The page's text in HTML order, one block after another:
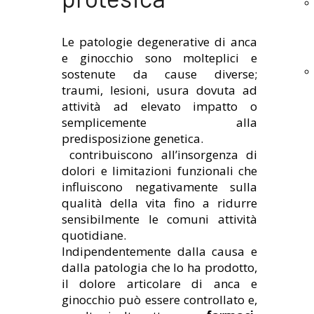
Le patologie degenerative di anca
e ginocchio sono molteplici e
sostenute da cause diverse;
traumi, lesioni, usura dovuta ad
attività ad elevato impatto o
semplicemente alla
predisposizione genetica.
contribuiscono all’insorgenza di
dolori e limitazioni funzionali che
influiscono negativamente sulla
qualità della vita fino a ridurre
sensibilmente le comuni attività
quotidiane.
Indipendentemente dalla causa e
dalla patologia che lo ha prodotto,
il dolore articolare di anca e
ginocchio può essere controllato e,